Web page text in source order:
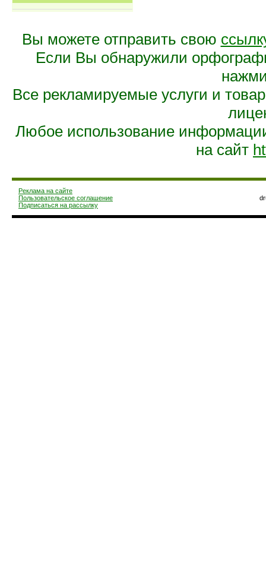
Вы можете отправить свою
Если Вы обнаружили
Все рекламируемые услуги и
Любое использование
на сайт
Реклама на сайте
Пользовательское соглашение
Подписаться на рассылку